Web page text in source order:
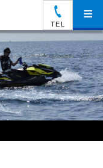
TEL
≡